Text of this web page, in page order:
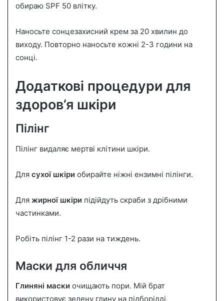
обираю SPF 50 влітку.
Наносьте сонцезахисний крем за 20 хвилин до
виходу. Повторно наносьте кожні 2-3 години на
сонці.
Додаткові процедури для
здоров’я шкіри
Пілінг
Пілінг видаляє мертві клітини шкіри.
Для сухої шкіри обирайте ніжні ензимні пілінги.
Для жирної шкіри підійдуть скраби з дрібними
частинками.
Робіть пілінг 1-2 рази на тиждень.
Маски для обличчя
Глиняні маски очищають пори. Мій брат
використовує зелену глину на підборідді.